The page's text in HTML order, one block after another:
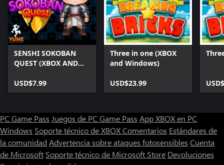
SENSHI SOKOBAN
QUEST (XBOX AND
USD$7.99
Three in one (XBOX
and Windows)
USD$23.99
PC Game Pass Juegos de PC Game Pass App XBOX en PC
Windows Soporte técnico de XBOXComentarios Estándares de
la comunidad Advertencia sobre ataques fotosensibles Cuenta
de Microsoft Soporte técnico de Microsoft Store Devoluciones